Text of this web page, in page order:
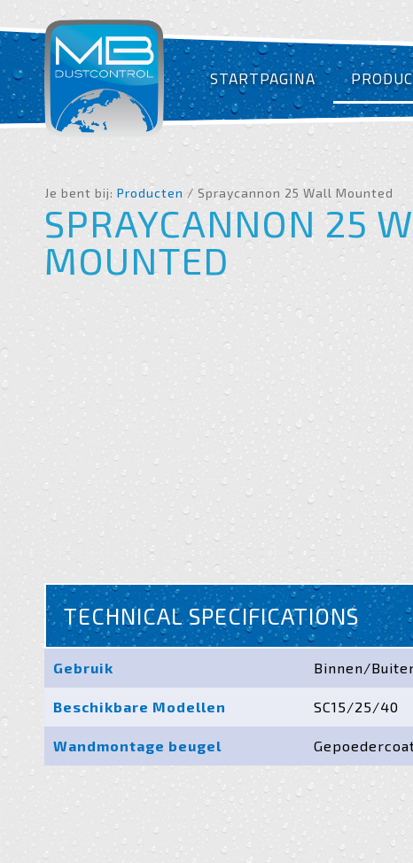
STARTPAGINA
Je bent bij: Producten / Spraycannon 25 Wall Mounted
SPRAYCANNON 25
MOUNTED
TECHNICAL SPECIFICATIONS
Gebruik Binnen/
Beschikbare Modellen SC15/25/40
Wandmontage beugel